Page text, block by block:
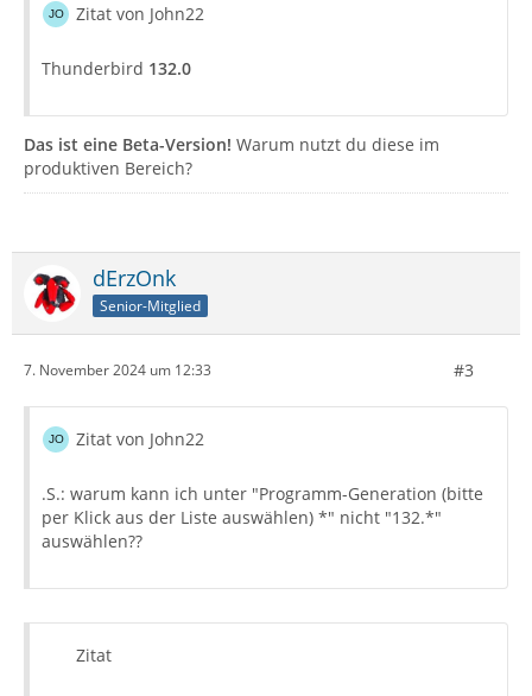
Zitat von John22
Thunderbird 132.0
Das ist eine Beta-Version! Warum nutzt du diese im
produktiven Bereich?
dErzOnk
Senior-Mitglied
7. November 2024 um 12:33 #3
Zitat von John22
.S.: warum kann ich unter "Programm-Generation (bitte
per Klick aus der Liste auswählen) *" nicht "132.*"
auswählen??
Zitat